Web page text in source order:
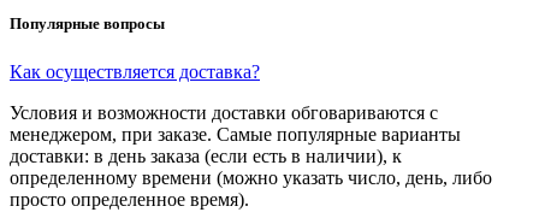
Популярные вопросы
Как осуществляется доставка?
Условия и возможности доставки обговариваются с
менеджером, при заказе. Самые популярные варианты
доставки: в день заказа (если есть в наличии), к
определенному времени (можно указать число, день, либо
просто определенное время).